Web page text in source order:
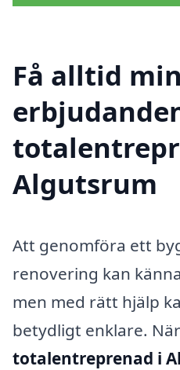
Få alltid
Algutsrum
Att genomföra ett
renovering kan
men med rätt hjälp
betydligt enklare.
totalentreprenad i